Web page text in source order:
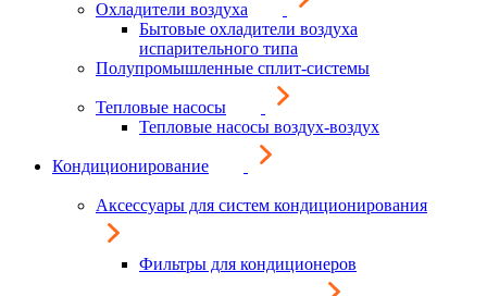
Охладители воздуха
Бытовые охладители воздуха
испарительного типа
Полупромышленные сплит-системы
Тепловые насосы
Тепловые насосы воздух-воздух
Кондиционирование
Аксессуары для систем кондиционирования
Фильтры для кондиционеров